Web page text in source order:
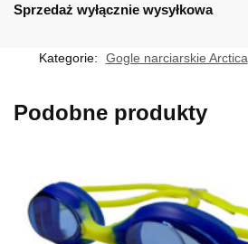
Sprzedaż wyłącznie wysyłkowa
Kategorie: Gogle narciarskie Arctica
Podobne produkty